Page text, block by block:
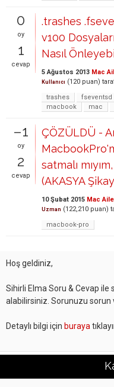
0
oy
1
cevap
.trashes
v100
Nasıl
5 Ağustos 2013 Mac
Kullanıcı (120 puan)
trashes
fseventsd
macbook
mac
–1
oy
2
cevap
ÇÖZÜLDÜ -
satmalı
(AKASYA
10 Şubat 2015 Mac
Uzman (122,210 puan)
macbook-pro
Hoş geldiniz,
Sihirli Elma Soru & Cevap ile
alabilirsiniz. Sorunuzu sorun
Detaylı bilgi için buraya